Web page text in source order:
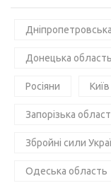
Донецька область
Росіяни Київ
Запорізька
Збройні сили
Одеська область